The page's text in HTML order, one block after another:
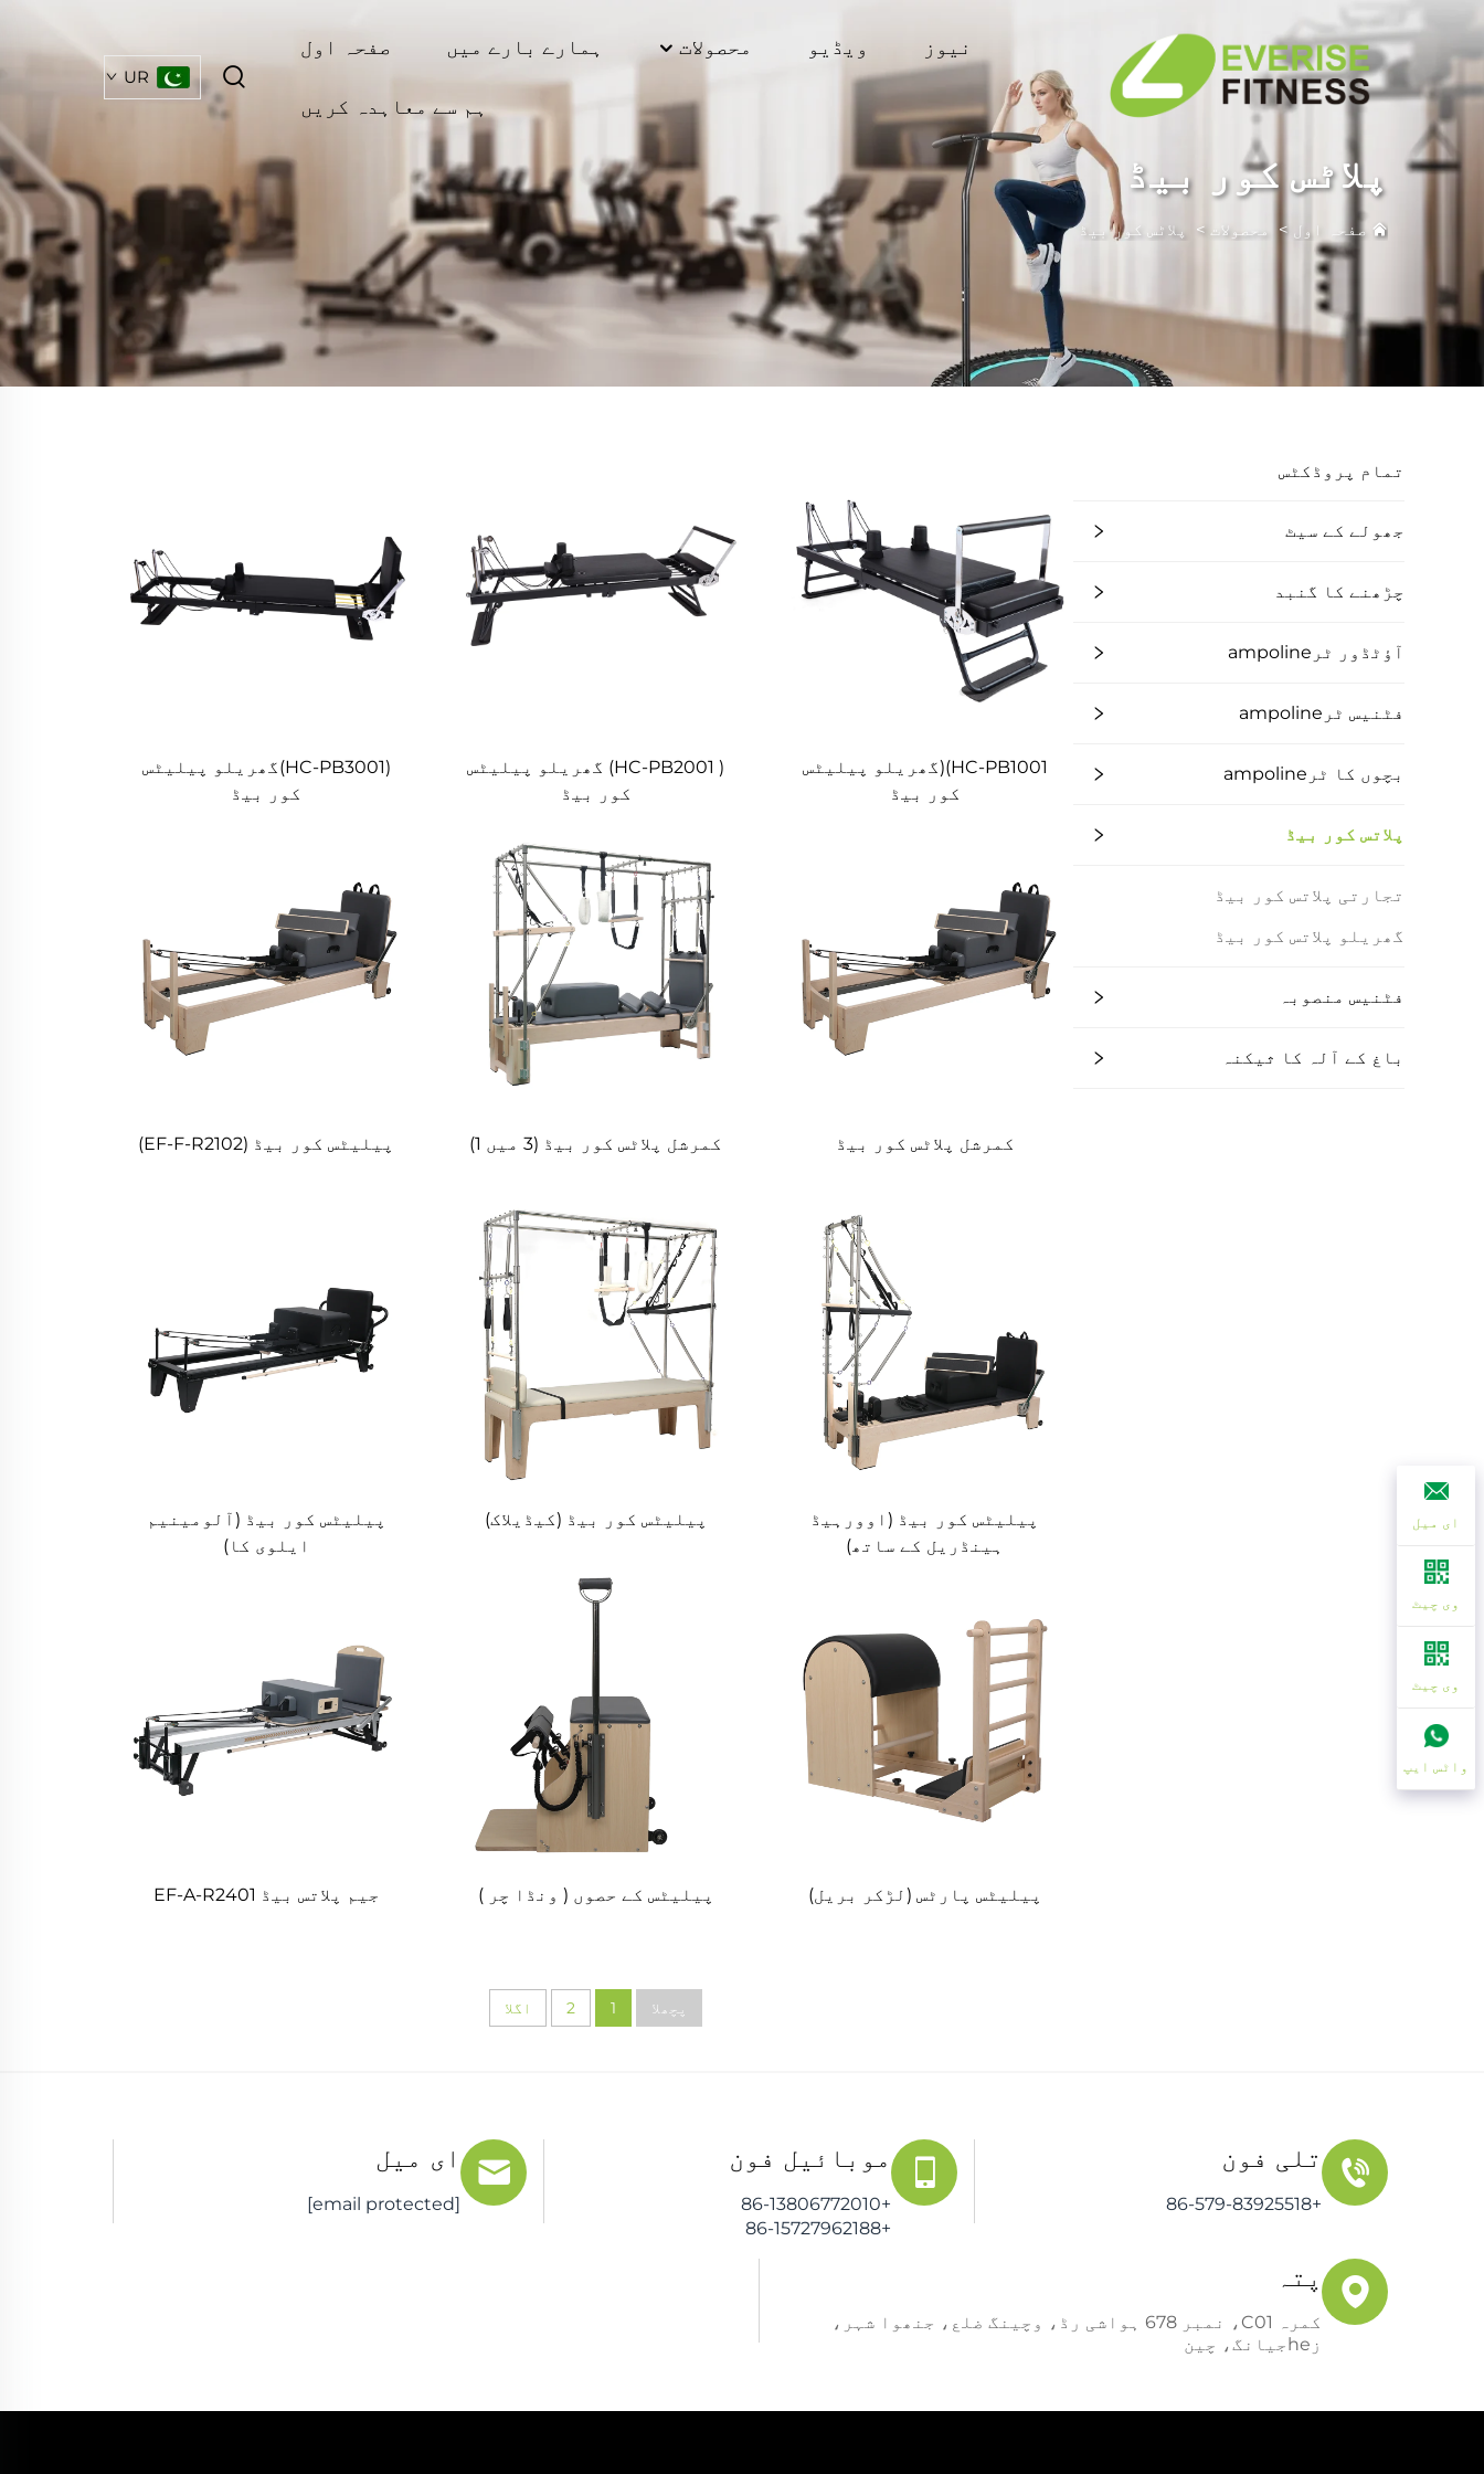
صفحہ اول ہمارے بارے میں محصولات ویڈیو نیوز
ہم سے معاہدہ کریں
UR
پلاٹس کور بیڈ
صفحہ اول > محصولات > پلاٹس کور بیڈ
تمام پروڈکٹس
جھولے کے سیٹ
چڑھنے کا گنبد
آؤٹڈور ٹرampoline
فٹنیس ٹرampoline
بچوں کا ٹرampoline
پلاتس کور بیڈ
تجارتی پلاتس کور بیڈ
گھریلو پلاتس کور بیڈ
فٹنیس منصوبہ
باغ کے آلہ کا ثیکنہ
HC-PB1001)(گھریلو پیلیٹس
کور بیڈ
( HC-PB2001) گھریلو پیلیٹس
کور بیڈ
(HC-PB3001)گھریلو پیلیٹس
کور بیڈ
کمرشل پلاٹس کور بیڈ کمرشل پلاٹس کور بیڈ (3 میں 1) پیلیٹس کور بیڈ (EF-F-R2102)
پیلیٹس کور بیڈ (اوورہیڈ
ہینڈریل کے ساتھ)
پیلیٹس کور بیڈ (کیڈیلاک)
پیلیٹس کور بیڈ (آلومینیم
ایلوی کا)
پیلیٹس پارٹس (لڑکر بریل) پیلیٹس کے حصوں ( ونڈا چر ) جیم پلاتس بیڈ EF-A-R2401
پچھلا 1
2 اگلا
ای میل
وی چیٹ
وی چیٹ
واٹس ایپ
تلی فون
+86-579-83925518
موبائیل فون
+86-13806772010
+86-15727962188
ای میل
[email protected]
پتہ
کمرہ C01، نمبر 678 ہواشی رڈ، وچینگ ضلع، جنھوا شہر،
زheجیانگ، چین